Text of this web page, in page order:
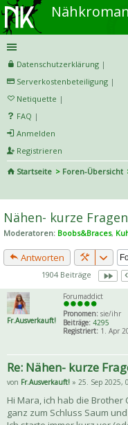
Datenschutzerklärung |
Serverkostenbeteiligung |
Netiquette |
FAQ |
Anmelden
Registrieren
Startseite
Foren-Übersicht
he
Nähen- kurze
Moderatoren: Boobs&Braces,
Antworten
1904 Beiträge
Fr.Ausverkauft!
Forumaddict
Pronomen: sie/ihr
Beiträge: 4295
Registriert: 1. Apr
Re: Nähen- kurze
von Fr.Ausverkauft! » 25. Sep 2025,
Hi Mara, ich hab die
ganz zum Schluss Saum